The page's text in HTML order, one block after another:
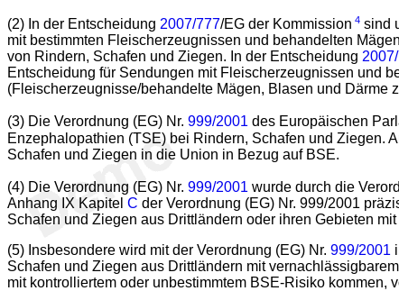
(2) In der Entscheidung 2007/777/EG der Kommission 4 sind
mit bestimmten Fleischerzeugnissen und behandelten
von Rindern, Schafen und Ziegen. In der Entscheidung
Entscheidung für Sendungen mit Fleischerzeugnissen und
(Fleischerzeugnisse/behandelte Mägen, Blasen und Därme
(3) Die Verordnung (EG) Nr. 999/2001 des Europäischen
Enzephalopathien (TSE) bei Rindern, Schafen und Ziegen.
Schafen und Ziegen in die Union in Bezug auf BSE.
(4) Die Verordnung (EG) Nr. 999/2001 wurde durch die
Anhang IX Kapitel C der Verordnung (EG) Nr. 999/2001
Schafen und Ziegen aus Drittländern oder ihren Gebieten
(5) Insbesondere wird mit der Verordnung (EG) Nr. 999/2001
Schafen und Ziegen aus Drittländern mit
mit kontrolliertem oder unbestimmtem BSE-Risiko